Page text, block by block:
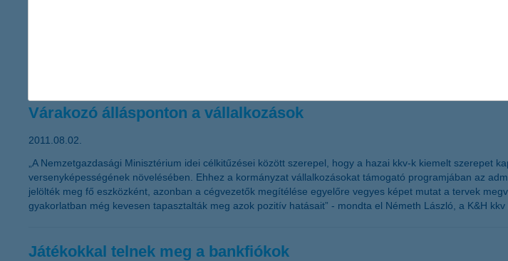
A khdirektbiztositas.hu és a GfK Hungária közös kutatással mérte fel az ügyfelek hozzáállását és
elnevezésű kutatás szerint a kgfb biztosítást már az online összehasonlító oldalakon kötik meg a
Várakozó állásponton a vállalkozások
2011.08.02.
„A Nemzetgazdasági Minisztérium idei célkitűzései között szerepel, hogy a hazai kkv-k kiemelt szerepet
versenyképességének növelésében. Ehhez a kormányzat vállalkozásokat támogató programjában az
jelölték meg fő eszközként, azonban a cégvezetők megítélése egyelőre vegyes képet mutat a tervek
gyakorlatban még kevesen tapasztalták meg azok pozitív hatásait” - mondta el Németh László, a K&H kkv
Játékokkal telnek meg a bankfiókok